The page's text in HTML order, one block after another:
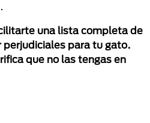
una lista completa de
para tu gato.
que no las tengas en